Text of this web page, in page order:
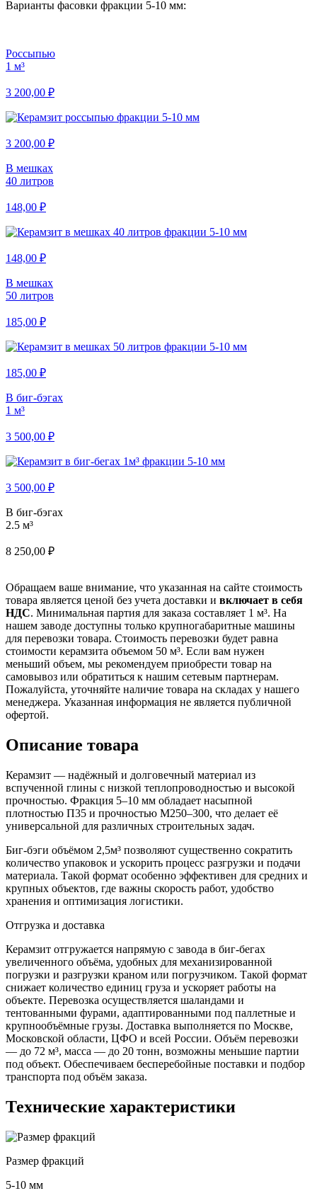
Варианты фасовки фракции 5-10 мм:
Россыпью
1 м³
3 200,00 ₽
3 200,00 ₽
В мешках
40 литров
148,00 ₽
148,00 ₽
В мешках
50 литров
185,00 ₽
185,00 ₽
В биг-бэгах
1 м³
3 500,00 ₽
3 500,00 ₽
В биг-бэгах
2.5 м³
8 250,00 ₽
Обращаем ваше внимание, что указанная на сайте стоимость
товара является ценой без учета доставки и включает в себя
НДС. Минимальная партия для заказа составляет 1 м³. На
нашем заводе доступны только крупногабаритные машины
для перевозки товара. Стоимость перевозки будет равна
стоимости керамзита объемом 50 м³. Если вам нужен
меньший объем, мы рекомендуем приобрести товар на
самовывоз или обратиться к нашим сетевым партнерам.
Пожалуйста, уточняйте наличие товара на складах у нашего
менеджера. Указанная информация не является публичной
офертой.
Описание товара
Керамзит — надёжный и долговечный материал из
вспученной глины с низкой теплопроводностью и высокой
прочностью. Фракция 5–10 мм обладает насыпной
плотностью П35 и прочностью М250–300, что делает её
универсальной для различных строительных задач.
Биг-бэги объёмом 2,5м³ позволяют существенно сократить
количество упаковок и ускорить процесс разгрузки и подачи
материала. Такой формат особенно эффективен для средних и
крупных объектов, где важны скорость работ, удобство
хранения и оптимизация логистики.
Отгрузка и доставка
Керамзит отгружается напрямую с завода в биг-бегах
увеличенного объёма, удобных для механизированной
погрузки и разгрузки краном или погрузчиком. Такой формат
снижает количество единиц груза и ускоряет работы на
объекте. Перевозка осуществляется шаландами и
тентованными фурами, адаптированными под паллетные и
крупнообъёмные грузы. Доставка выполняется по Москве,
Московской области, ЦФО и всей России. Объём перевозки
— до 72 м³, масса — до 20 тонн, возможны меньшие партии
под объект. Обеспечиваем бесперебойные поставки и подбор
транспорта под объём заказа.
Технические характеристики
Размер фракций
5-10 мм